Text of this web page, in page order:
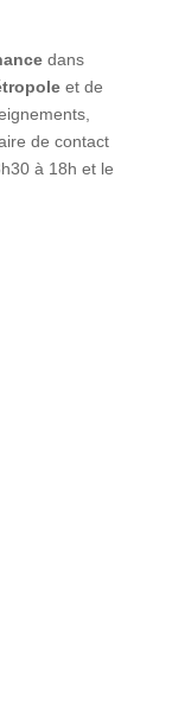
dans
et de
de contact
à 18h et le